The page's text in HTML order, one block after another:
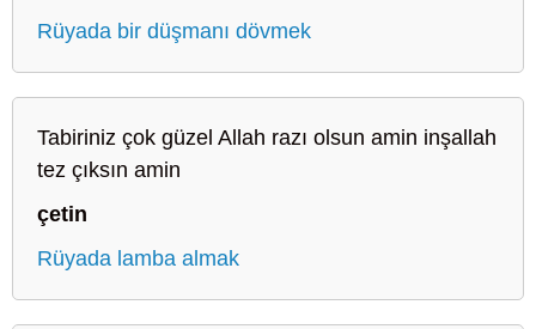
Rüyada bir düşmanı dövmek
Tabiriniz çok güzel Allah razı olsun amin inşallah
tez çıksın amin
çetin
Rüyada lamba almak